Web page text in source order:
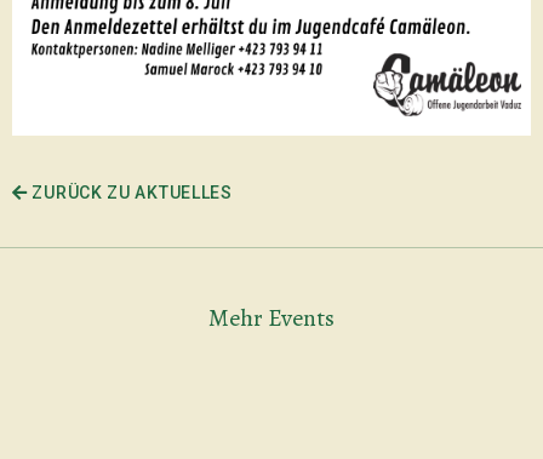
ZURÜCK ZU AKTUELLES
Mehr Events